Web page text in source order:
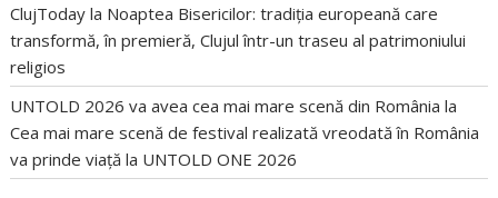
ClujToday la Noaptea Bisericilor: tradiția europeană care
transformă, în premieră, Clujul într-un traseu al patrimoniului
religios
UNTOLD 2026 va avea cea mai mare scenă din România la
Cea mai mare scenă de festival realizată vreodată în România
va prinde viață la UNTOLD ONE 2026